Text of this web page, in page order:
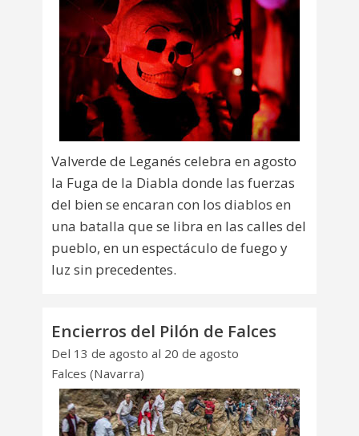
Valverde de Leganés celebra en agosto
la Fuga de la Diabla donde las fuerzas
del bien se encaran con los diablos en
una batalla que se libra en las calles del
pueblo, en un espectáculo de fuego y
luz sin precedentes.
Encierros del Pilón de Falces
Del 13 de agosto al 20 de agosto
Falces (Navarra)